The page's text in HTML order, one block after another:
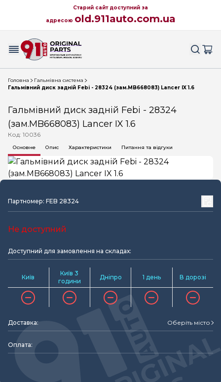
Старий сайт доступний за
адресою old.911auto.com.ua
Головна
Гальмівна система
Гальмівний диск задній Febi - 28324 (зам.MB668083) Lancer IX 1.6
Гальмівний диск задній Febi - 28324
(зам.MB668083) Lancer IX 1.6
Код: 10036
Основне Опис Характеристики Питання та відгуки
Партномер: FEB 28324
Не доступний
Доступний для замовлення на складах:
Київ
Київ 3
години
Дніпро 1 день В дорозі
Доставка: Оберіть місто
Оплата: